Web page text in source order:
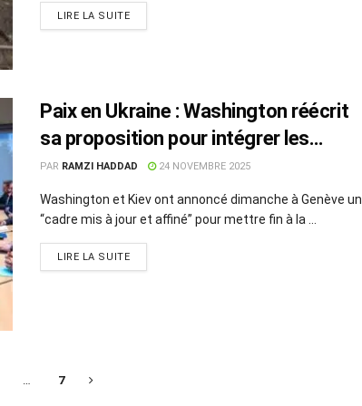
LIRE LA SUITE
Paix en Ukraine : Washington réécrit
sa proposition pour intégrer les
exigences de Kiev
PAR RAMZI HADDAD 24 NOVEMBRE 2025
Washington et Kiev ont annoncé dimanche à Genève un
“cadre mis à jour et affiné” pour mettre fin à la ...
LIRE LA SUITE
7